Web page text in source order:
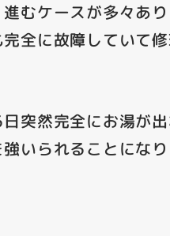
むケースが多々あ
全に故障していて
突然完全にお湯が
いられることになり